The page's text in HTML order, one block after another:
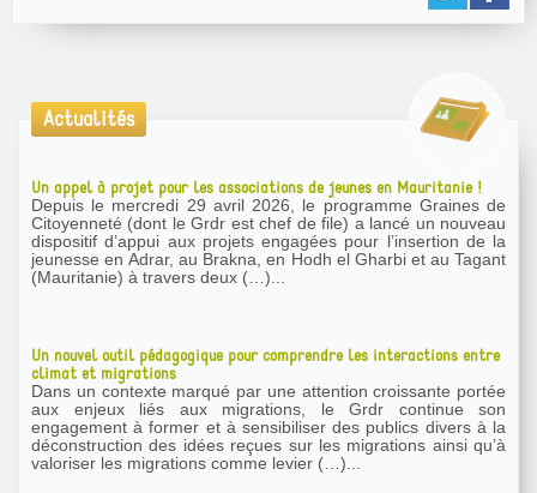
Actualités
Un appel à projet pour les associations de jeunes en Mauritanie !
Depuis le mercredi 29 avril 2026, le programme Graines de
Citoyenneté (dont le Grdr est chef de file) a lancé un nouveau
dispositif d’appui aux projets engagées pour l’insertion de la
jeunesse en Adrar, au Brakna, en Hodh el Gharbi et au Tagant
(Mauritanie) à travers deux (…)...
Un nouvel outil pédagogique pour comprendre les interactions entre
climat et migrations
Dans un contexte marqué par une attention croissante portée
aux enjeux liés aux migrations, le Grdr continue son
engagement à former et à sensibiliser des publics divers à la
déconstruction des idées reçues sur les migrations ainsi qu’à
valoriser les migrations comme levier (…)...